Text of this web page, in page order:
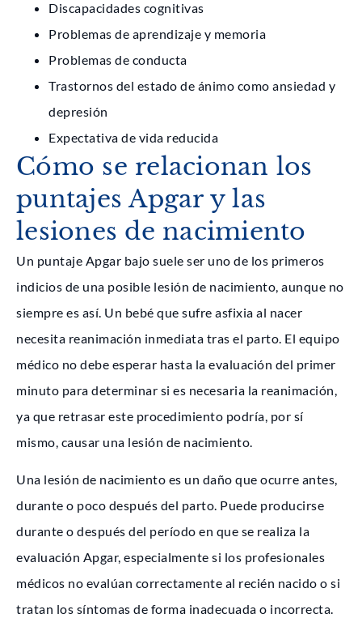
Discapacidades cognitivas
Problemas de aprendizaje y memoria
Problemas de conducta
Trastornos del estado de ánimo como ansiedad y
depresión
Expectativa de vida reducida
Cómo se relacionan los
puntajes Apgar y las
lesiones de nacimiento
Un puntaje Apgar bajo suele ser uno de los primeros
indicios de una posible lesión de nacimiento, aunque no
siempre es así. Un bebé que sufre asfixia al nacer
necesita reanimación inmediata tras el parto. El equipo
médico no debe esperar hasta la evaluación del primer
minuto para determinar si es necesaria la reanimación,
ya que retrasar este procedimiento podría, por sí
mismo, causar una lesión de nacimiento.
Una lesión de nacimiento es un daño que ocurre antes,
durante o poco después del parto. Puede producirse
durante o después del período en que se realiza la
evaluación Apgar, especialmente si los profesionales
médicos no evalúan correctamente al recién nacido o si
tratan los síntomas de forma inadecuada o incorrecta.